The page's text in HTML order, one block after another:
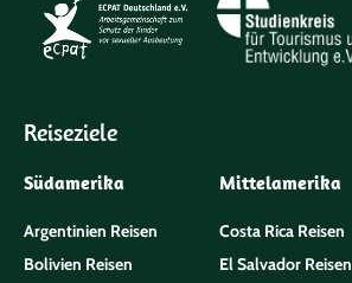
Reiseziele
Südamerika
Argentinien Reisen
Bolivien Reisen
Mittelamerika
Costa Rica Reisen
El Salvador Reisen